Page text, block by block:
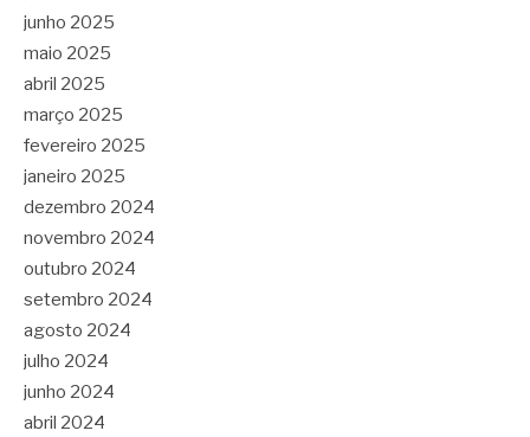
junho 2025
maio 2025
abril 2025
março 2025
fevereiro 2025
janeiro 2025
dezembro 2024
novembro 2024
outubro 2024
setembro 2024
agosto 2024
julho 2024
junho 2024
abril 2024